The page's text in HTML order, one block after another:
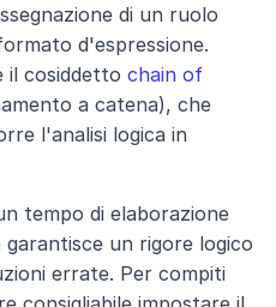
di un ruolo
d'espressione.
il cosiddetto chain of
a catena), che
l'analisi logica in
tempo di elaborazione
un rigore logico
errate. Per compiti